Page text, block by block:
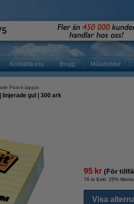
Kontakta oss Blogg Målarbilder
Post-it lappar
linjerade gul | 300 ark
95 kr (För
76 kr Exkl. 25% Moms
Visa